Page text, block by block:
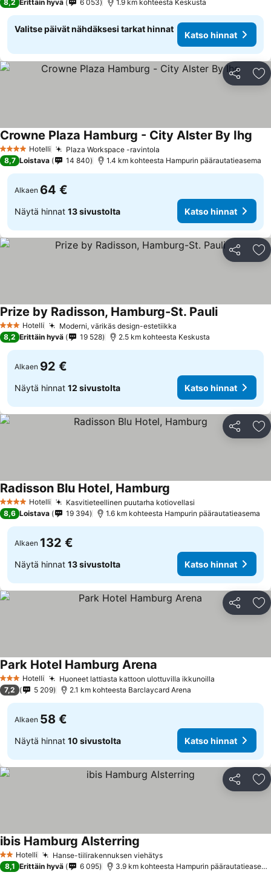
8,2 Erittäin hyvä 6 053 1.9 km kohteesta Keskusta
Valitse päivät nähdäksesi tarkat hinnat
Katso hinnat
Jaa
4 Tähtiluokitus
Hotelli Plaza Workspace -ravintola
Crowne Plaza Hamburg - City Alster By Ihg
8,7 Loistava 14 840 1.4 km kohteesta Hampurin päärautatieasema
Alkaen 64 €
Näytä hinnat 13 sivustolta Katso hinnat
Jaa
3 Tähtiluokitus
Hotelli Moderni, värikäs design-estetiikka
Prize by Radisson, Hamburg-St. Pauli
8,2 Erittäin hyvä 19 528 2.5 km kohteesta Keskusta
Alkaen 92 €
Näytä hinnat 12 sivustolta Katso hinnat
Jaa
4 Tähtiluokitus
Hotelli Kasvitieteellinen puutarha kotiovellasi
Radisson Blu Hotel, Hamburg
8,6 Loistava 19 394 1.6 km kohteesta Hampurin päärautatieasema
Alkaen 132 €
Näytä hinnat 13 sivustolta Katso hinnat
Jaa
3 Tähtiluokitus
Hotelli Huoneet lattiasta kattoon ulottuvilla ikkunoilla
Park Hotel Hamburg Arena
7,2 5 209 2.1 km kohteesta Barclaycard Arena
Alkaen 58 €
Näytä hinnat 10 sivustolta Katso hinnat
Jaa
2 Tähtiluokitus
Hotelli Hanse-tiilirakennuksen viehätys
ibis Hamburg Alsterring
8,1 Erittäin hyvä 6 095 3.9 km kohteesta Hampurin päärautatieasema